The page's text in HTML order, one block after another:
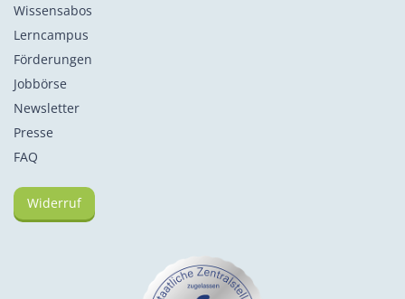
Wissensabos
Lerncampus
Förderungen
Jobbörse
Newsletter
Presse
FAQ
Widerruf